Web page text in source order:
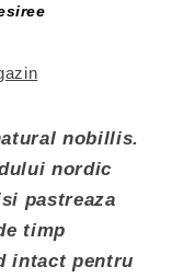
(+ 45,00 lei RON)
nobillis.
nordic
pastreaza
timp
intact pentru